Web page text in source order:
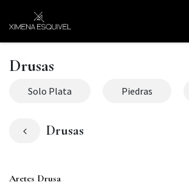
Drusas
Solo Plata Piedras
Drusas
Aretes Drusa